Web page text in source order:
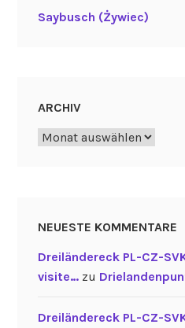
Saybusch (Żywiec)
ARCHIV
Archiv
NEUESTE KOMMENTARE
Dreiländereck PL-CZ-
visite…zu
Dreiländereck PL-CZ-